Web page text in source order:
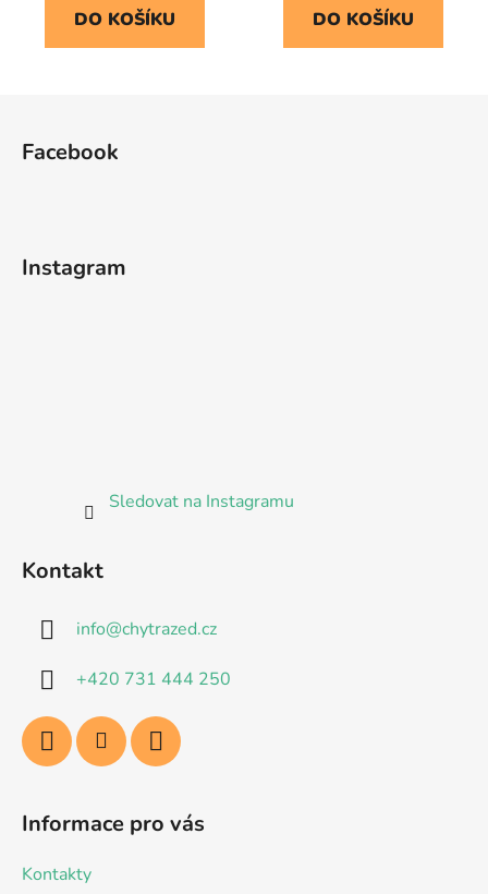
DO KOŠÍKU DO KOŠÍKU
Facebook
Instagram
Sledovat na Instagramu
Kontakt
info@chytrazed.cz
+420 731 444 250
Informace pro vás
Kontakty